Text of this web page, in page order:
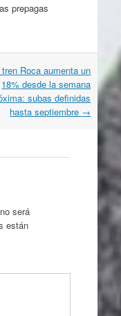
prepagas
Roca aumenta un
18% desde la semana
subas definidas
hasta septiembre →
será
están